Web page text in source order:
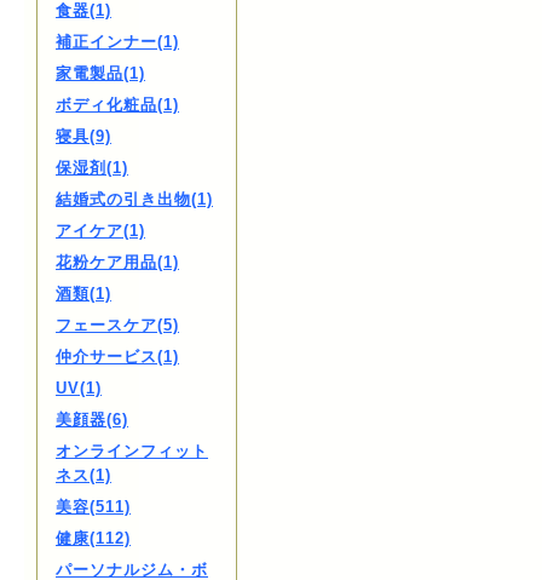
食器(1)
補正インナー(1)
家電製品(1)
ボディ化粧品(1)
寝具(9)
保湿剤(1)
結婚式の引き出物(1)
アイケア(1)
花粉ケア用品(1)
酒類(1)
フェースケア(5)
仲介サービス(1)
UV(1)
美顔器(6)
オンラインフィット
ネス(1)
美容(511)
健康(112)
パーソナルジム・ボ